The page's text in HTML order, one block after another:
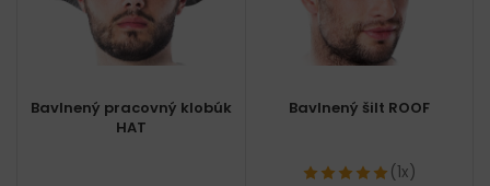
Bavlnený pracovný klobúk
HAT
Bavlnený šilt ROOF
(1x)